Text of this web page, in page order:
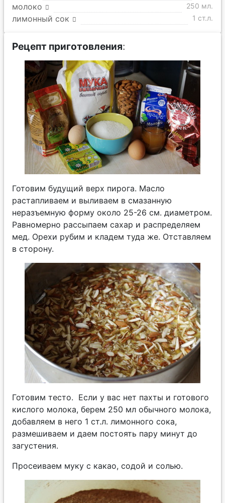
молоко 250 мл.
лимонный сок 1 ст.л.
Рецепт приготовления:
Готовим будущий верх пирога. Масло
растапливаем и выливаем в смазанную
неразъемную форму около 25-26 см. диаметром.
Равномерно рассыпаем сахар и распределяем
мед. Орехи рубим и кладем туда же. Отставляем
в сторону.
Готовим тесто. Если у вас нет пахты и готового
кислого молока, берем 250 мл обычного молока,
добавляем в него 1 ст.л. лимонного сока,
размешиваем и даем постоять пару минут до
загустения.
Просеиваем муку с какао, содой и солью.